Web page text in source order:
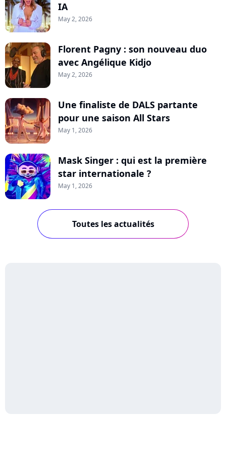
IA
May 2, 2026
Florent Pagny : son nouveau duo
avec Angélique Kidjo
May 2, 2026
Une finaliste de DALS partante
pour une saison All Stars
May 1, 2026
Mask Singer : qui est la première
star internationale ?
May 1, 2026
Toutes les actualités